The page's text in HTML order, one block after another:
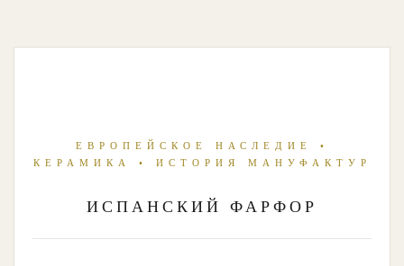
ЕВРОПЕЙСКОЕ НАСЛЕДИЕ •
КЕРАМИКА • ИСТОРИЯ МАНУФАКТУР
ИСПАНСКИЙ ФАРФОР